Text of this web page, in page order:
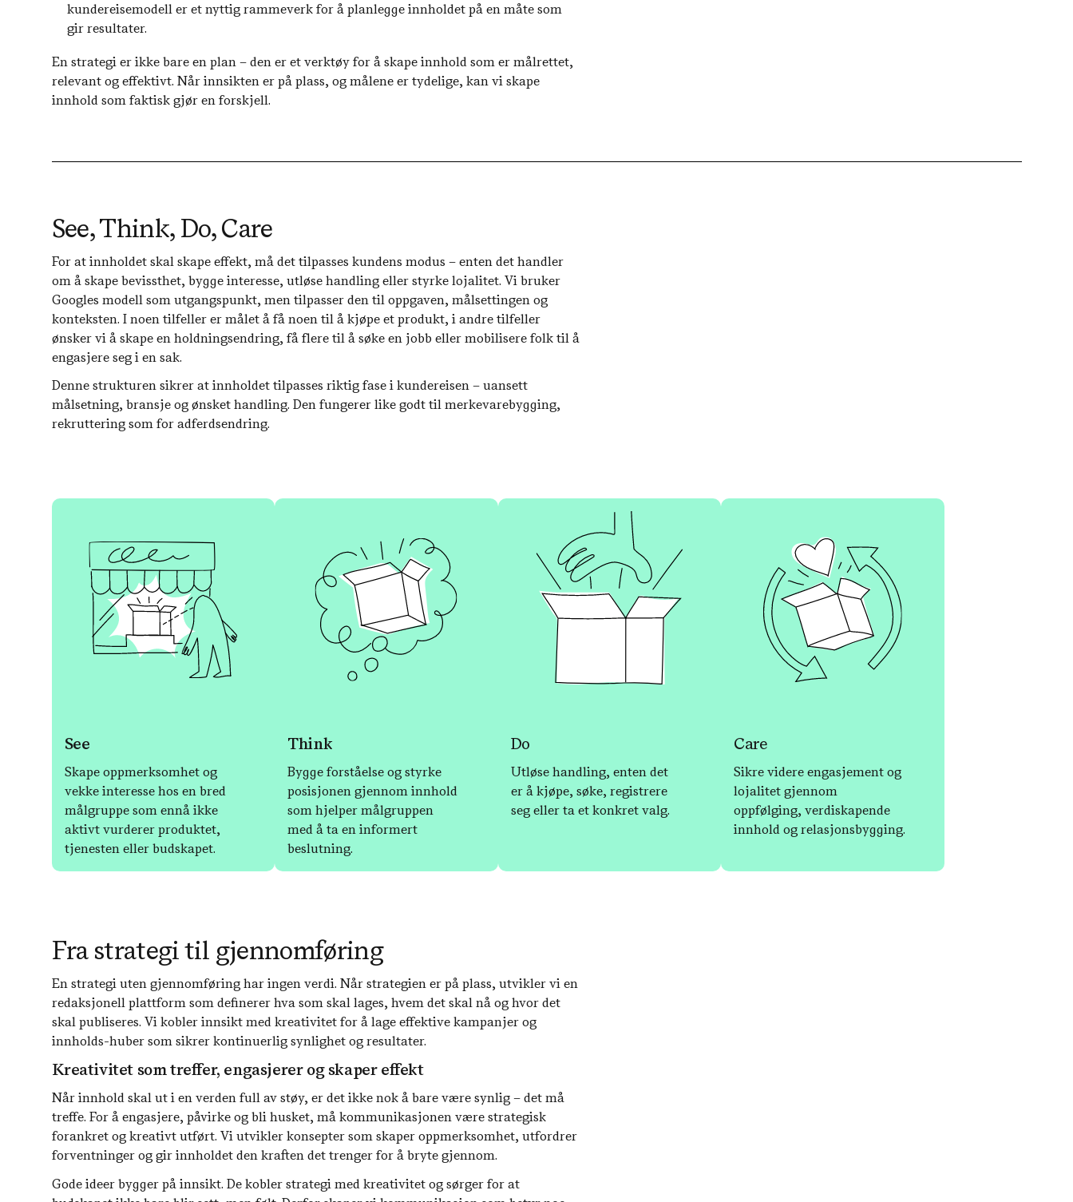
kundereisemodell er et nyttig rammeverk for å planlegge innholdet på en måte som
gir resultater.
En strategi er ikke bare en plan – den er et verktøy for å skape innhold som er målrettet,
relevant og effektivt. Når innsikten er på plass, og målene er tydelige, kan vi skape
innhold som faktisk gjør en forskjell.
See, Think, Do, Care
For at innholdet skal skape effekt, må det tilpasses kundens modus – enten det handler
om å skape bevissthet, bygge interesse, utløse handling eller styrke lojalitet. Vi bruker
Googles modell som utgangspunkt, men tilpasser den til oppgaven, målsettingen og
konteksten. I noen tilfeller er målet å få noen til å kjøpe et produkt, i andre tilfeller
ønsker vi å skape en holdningsendring, få flere til å søke en jobb eller mobilisere folk til å
engasjere seg i en sak.
Denne strukturen sikrer at innholdet tilpasses riktig fase i kundereisen – uansett
målsetning, bransje og ønsket handling. Den fungerer like godt til merkevarebygging,
rekruttering som for adferdsendring.
See
Skape oppmerksomhet og
vekke interesse hos en bred
målgruppe som ennå ikke
aktivt vurderer produktet,
tjenesten eller budskapet.
Think
Bygge forståelse og styrke
posisjonen gjennom innhold
som hjelper målgruppen
med å ta en informert
beslutning.
Do
Utløse handling, enten det
er å kjøpe, søke, registrere
seg eller ta et konkret valg.
Care
Sikre videre engasjement og
lojalitet gjennom
oppfølging, verdiskapende
innhold og relasjonsbygging.
Fra strategi til gjennomføring
En strategi uten gjennomføring har ingen verdi. Når strategien er på plass, utvikler vi en
redaksjonell plattform som definerer hva som skal lages, hvem det skal nå og hvor det
skal publiseres. Vi kobler innsikt med kreativitet for å lage effektive kampanjer og
innholds-huber som sikrer kontinuerlig synlighet og resultater.
Kreativitet som treffer, engasjerer og skaper effekt
Når innhold skal ut i en verden full av støy, er det ikke nok å bare være synlig – det må
treffe. For å engasjere, påvirke og bli husket, må kommunikasjonen være strategisk
forankret og kreativt utført. Vi utvikler konsepter som skaper oppmerksomhet, utfordrer
forventninger og gir innholdet den kraften det trenger for å bryte gjennom.
Gode ideer bygger på innsikt. De kobler strategi med kreativitet og sørger for at